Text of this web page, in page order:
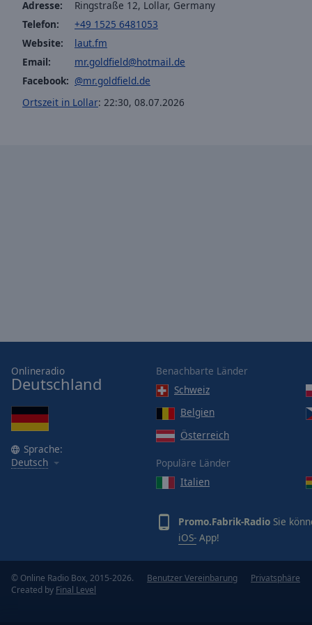
Color
Opacity
Font
Size
Text
Style
Close
Modal
Adresse:
Ringstraße 12, Lollar, Germany
Telefon:
+49 1525 6481053
Website:
laut.fm
Email:
mr.goldfield@hotmail.de
Facebook: @mr.goldfield.de
Ortszeit in Lollar: 22:30, 08.07.2026
Onlineradio
Deutschland
Sprache:
Deutsch
Benachbarte Länder
Schweiz
Belgien
Österreich
Populäre Länder
Italien
Promo.Fabrik-Radio Sie
iOS- App!
© Online Radio Box, 2015-2026.
Created by Final Level
Benutzer Vereinbarung Privatsphäre